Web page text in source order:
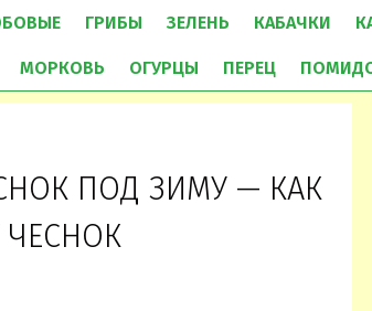
ГРИБЫ ЗЕЛЕНЬ КАБАЧКИ
МОРКОВЬ ОГУРЦЫ ПЕРЕЦ
ПОД ЗИМУ — КАК